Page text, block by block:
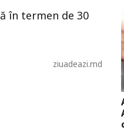
în termen de 30
ziuadeazi.md